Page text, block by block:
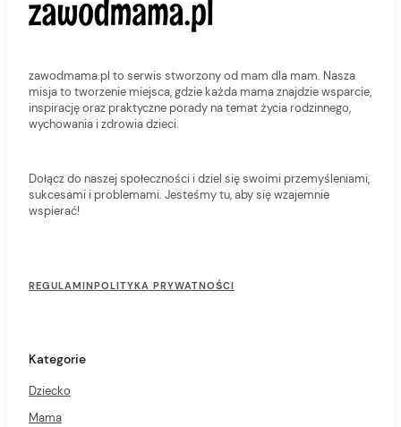
zawodmama.pl to serwis stworzony od mam dla mam. Nasza
misja to tworzenie miejsca, gdzie każda mama znajdzie wsparcie,
inspirację oraz praktyczne porady na temat życia rodzinnego,
wychowania i zdrowia dzieci.
Dołącz do naszej społeczności i dziel się swoimi przemyśleniami,
sukcesami i problemami. Jesteśmy tu, aby się wzajemnie
wspierać!
o
r
M
e
n
u
REGULAMINPOLITYKA PRYWATNOŚCI
Kategorie
Dziecko
Mama